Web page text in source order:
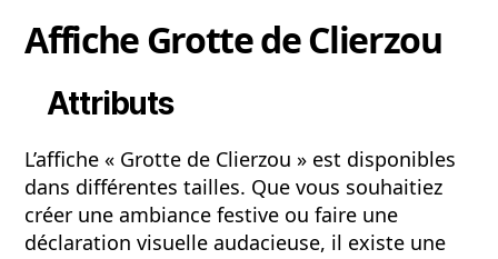
Affiche Grotte de Clierzou
Attributs
L’affiche « Grotte de Clierzou » est disponibles
dans différentes tailles. Que vous souhaitiez
créer une ambiance festive ou faire une
déclaration visuelle audacieuse, il existe une